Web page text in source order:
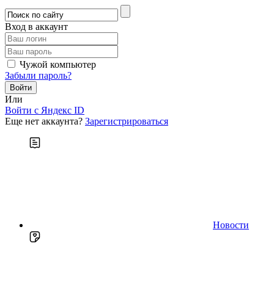
Вход в аккаунт
Чужой компьютер
Забыли пароль?
Или
Войти c Яндекс ID
Еще нет аккаунта? Зарегистрироваться
Новости